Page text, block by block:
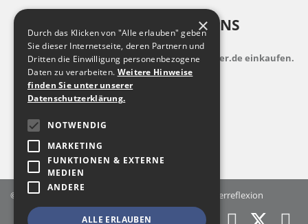
UNTERSTÜTZEN SIE UNS
indem Sie zusatzkostenfrei auf Bildungsspender.de einkaufen.
© 2026 Landesfachstelle Jungenarbeit & Geschlechterreflexion
×
Durch das Klicken von "Alle erlauben" geben
Sie dieser Internetseite, deren Partnern und
Dritten die Einwilligung personenbezogene
Daten zu verarbeiten. Weitere Hinweise
finden Sie unter unserer
Datenschutzerklärung.
NOTWENDIG
MARKETING
FUNKTIONEN & EXTERNE
MEDIEN
ANDERE
ALLE ERLAUBEN